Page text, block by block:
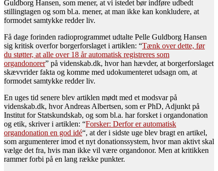
Guldborg Hansen, som mener, at vi istedet bør indføre udbedt
stillingtagen og som bl.a. mener, at man ikke kan konkludere, at
formodet samtykke redder liv.
Få dage forinden radioprogrammet udtalte Pelle Guldborg Hansen
sig kritisk overfor borgerforslaget i artiklen: “Tænk over dette, før
du støtter, at alle over 18 år automatisk registreres som
organdonorer” på videnskab.dk, hvor han hævder, at borgerforslaget
skævvrider fakta og komme med udokumenteret udsagn om, at
formodet samtykke redder liv.
En uges tid senere blev artiklen mødt med et modsvar på
videnskab.dk, hvor Andreas Albertsen, som er PhD, Adjunkt på
Institut for Statskundskab, og som bl.a. har forsket i organdonation
og etik, skriver i artiklen: “Forsker: Derfor er automatisk
organdonation en god idé“, at der i sidste uge blev bragt en artikel,
som argumenterer imod et nyt donationssystem, hvor man aktivt skal
vælge det fra, hvis man ikke vil være organdonor. Men at kritikken
rammer forbi på en lang række punkter.